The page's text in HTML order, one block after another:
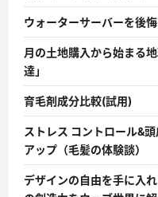
ウォーターサーバーを後
月の土地購入から始まる
達」
育毛剤成分比較(試用)
ストレス コントロール&
アップ（毛髪の体験談）
デザインの自由を手に入